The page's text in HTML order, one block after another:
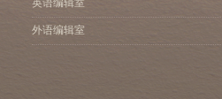
英语编辑室
外语编辑室